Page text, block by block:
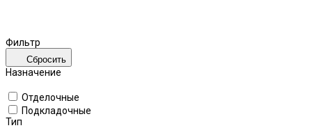
Фильтр
Сбросить
Назначение
Отделочные
Подкладочные
Тип